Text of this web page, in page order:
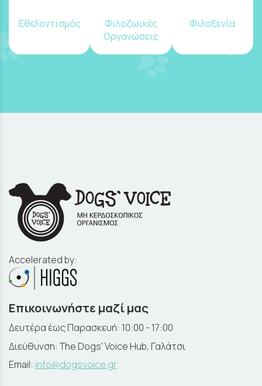
Εθελοντισμός
Φιλοζωικές
Οργανώσεις
Φιλοξενία
Accelerated by:
Επικοινωνήστε μαζί μας
Δευτέρα έως Παρασκευή: 10:00 - 17:00
Διεύθυνση: The Dogs' Voice Hub, Γαλάτσι
Email: info@dogsvoice.gr